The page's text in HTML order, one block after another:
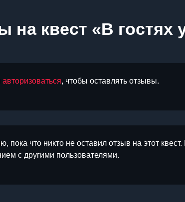
на квест «В гостях
авторизоваться, чтобы оставлять отзывы.
пока что никто не оставил отзыв на этот
с другими пользователями.